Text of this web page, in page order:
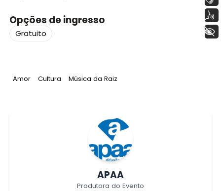
Opções de ingresso
Gratuito
Tag:
Amor Tag:
Cultura Tag:
Música da Raiz
APAA
Produtora do Evento